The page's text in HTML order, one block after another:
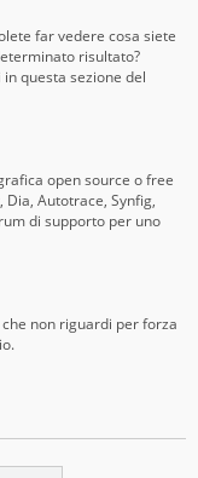
far vedere cosa siete
risultato?
questa sezione del
open source o free
Autotrace, Synfig,
di supporto per uno
non riguardi per forza